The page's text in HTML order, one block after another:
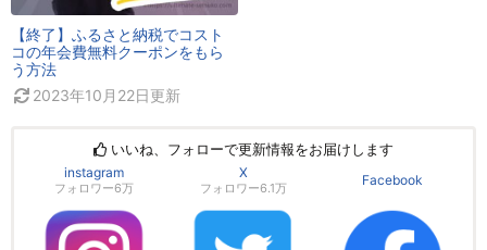
【終了】ふるさと納税でコスト
コの年会費無料クーポンをもら
う方法
2023年10月22日更新
いいね、フォローで更新情報をお届けします
instagram
フォロワー6万
X
フォロワー6.1万
Facebook